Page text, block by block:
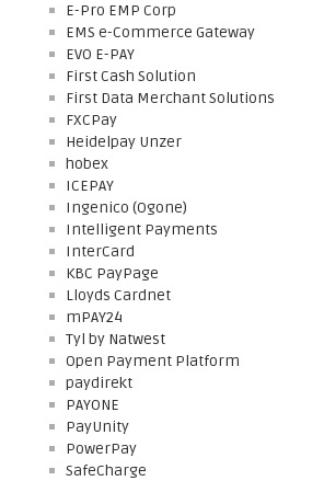
E-Pro EMP Corp
EMS e-Commerce Gateway
EVO E-PAY
First Cash Solution
First Data Merchant Solutions
FXCPay
Heidelpay Unzer
hobex
ICEPAY
Ingenico (Ogone)
Intelligent Payments
InterCard
KBC PayPage
Lloyds Cardnet
mPAY24
Tyl by Natwest
Open Payment Platform
paydirekt
PAYONE
PayUnity
PowerPay
SafeCharge